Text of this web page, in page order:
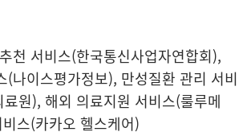
천 서비스(한국통신사업자연합회),
(나이스평가정보), 만성질환 관리 서비
원), 해외 의료지원 서비스(룰루메
스(카카오 헬스케어)